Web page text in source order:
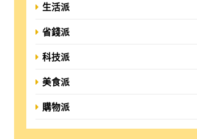
生活派
省錢派
科技派
美食派
購物派